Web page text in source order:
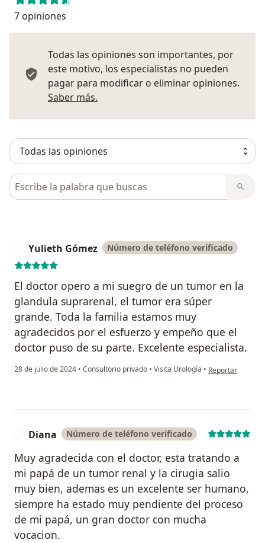
7 opiniones
Todas las opiniones son importantes, por
este motivo, los especialistas no pueden
pagar para modificar o eliminar opiniones.
Saber más.
Busca en opiniones
Yulieth Gómez Número de teléfono verificado
El doctor opero a mi suegro de un tumor en la
glandula suprarenal, el tumor era súper
grande. Toda la familia estamos muy
agradecidos por el esfuerzo y empeño que el
doctor puso de su parte. Excelente especialista.
28 de julio de 2024 • Consultorio privado • Visita Urología • en opinión del
Reportar
Diana Número de teléfono verificado
Muy agradecida con el doctor, esta tratando a
mi papá de un tumor renal y la cirugia salio
muy bien, ademas es un excelente ser humano,
siempre ha estado muy pendiente del proceso
de mi papá, un gran doctor con mucha
vocacion.